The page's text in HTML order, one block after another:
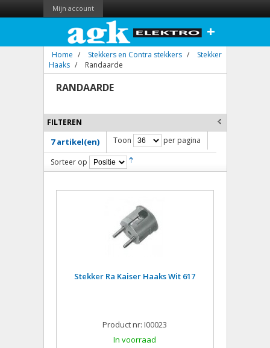
Mijn account
+
Home / Stekkers en Contra stekkers /
Stekker
Haaks / Randaarde
RANDAARDE
FILTEREN
7 artikel(en) Toon per pagina
Sorteer op
Stekker Ra Kaiser Haaks Wit 617
Product nr: I00023
In voorraad